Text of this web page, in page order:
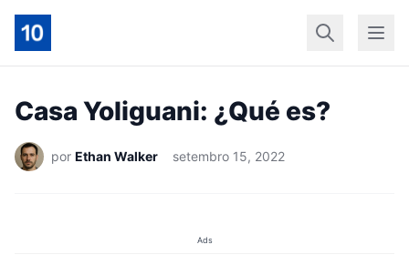
InícioGeral
Casa Yoliguani: ¿Qué es?
por Ethan Walker setembro 15, 2022
Ads